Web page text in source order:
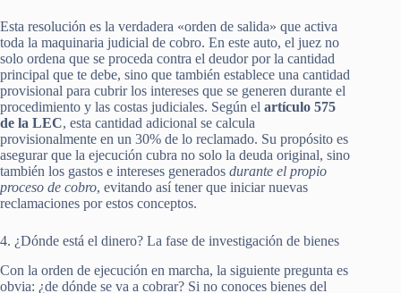
Esta resolución es la verdadera «orden de salida» que activa
toda la maquinaria judicial de cobro. En este auto, el juez no
solo ordena que se proceda contra el deudor por la cantidad
principal que te debe, sino que también establece una cantidad
provisional para cubrir los intereses que se generen durante el
procedimiento y las costas judiciales. Según el artículo 575
de la LEC, esta cantidad adicional se calcula
provisionalmente en un 30% de lo reclamado. Su propósito es
asegurar que la ejecución cubra no solo la deuda original, sino
también los gastos e intereses generados durante el propio
proceso de cobro, evitando así tener que iniciar nuevas
reclamaciones por estos conceptos.
4. ¿Dónde está el dinero? La fase de investigación de bienes
Con la orden de ejecución en marcha, la siguiente pregunta es
obvia: ¿de dónde se va a cobrar? Si no conoces bienes del